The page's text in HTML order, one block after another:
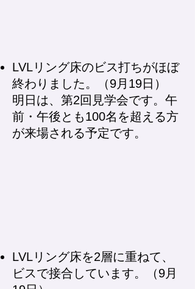
LVLリング床のビス打ちがほぼ
終わりました。（9月19日）
明日は、第2回見学会です。午
前・午後とも100名を超える方
が来場される予定です。
LVLリング床を2層に重ねて、
ビスで接合しています。（9月